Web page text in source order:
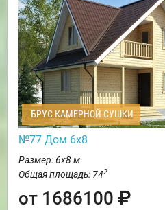
БРУС КАМЕРНОЙ СУШКИ
№77 Дом 6х8
Размер: 6х8 м
Общая площадь: 742
от 1686100